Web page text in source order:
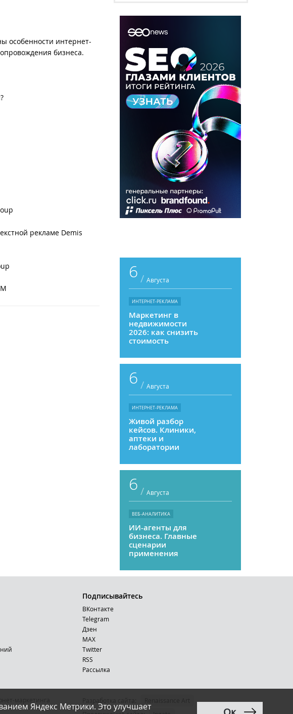
особенности интернет-
бизнеса.
рекламе Demis
6 / Августа
ИНТЕРНЕТ-РЕКЛАМА
Маркетинг в
недвижимости
2026: как снизить
стоимость
увеличить
продажи
6 / Августа
ИНТЕРНЕТ-РЕКЛАМА
Живой разбор
кейсов. Клиники,
аптеки и
лаборатории
6 / Августа
ВЕБ-АНАЛИТИКА
ИИ-агенты для
бизнеса. Главные
сценарии
применения
Яндекс Метрики. Это улучшает
Подписывайтесь
ВКонтакте
Telegram
Дзен
MAX
Тwitter
RSS
Рассылка